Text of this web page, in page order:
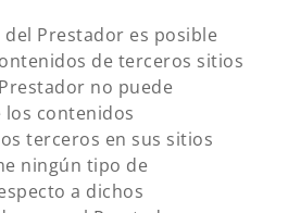
del Prestador es posible
de terceros sitios
no puede
contenidos
terceros en sus sitios
ningún tipo de
a dichos